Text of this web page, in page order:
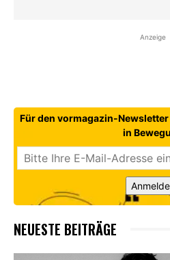
Anzeige
Für den vormagazin-
in
NEUESTE BEITRÄGE